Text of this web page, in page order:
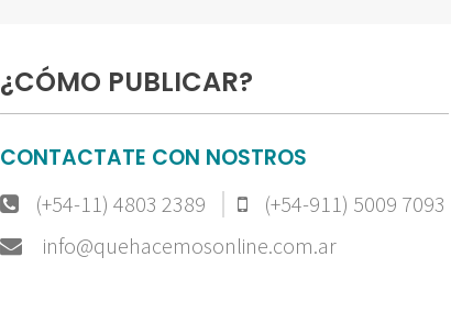
¿CÓMO PUBLICAR?
CONTACTATE CON NOSTROS
(+54-11) 4803 2389
(+54-911) 5009 7093
info@quehacemosonline.com.ar